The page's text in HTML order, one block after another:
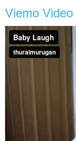
Viemo Video